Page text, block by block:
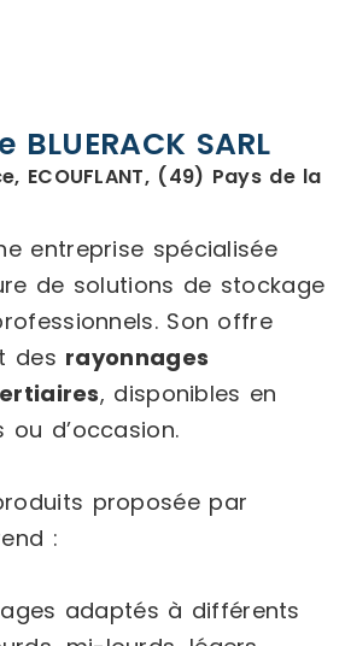
SARL
ECOUFLANT, (49) Pays de la
entreprise spécialisée
de solutions de stockage
Son offre
des rayonnages
, disponibles en
ou d’occasion.
proposée par
:
adaptés à différents